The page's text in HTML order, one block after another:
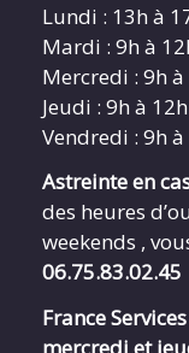
Lundi : 13h à
Mardi : 9h à
Mercredi : 9h à
Jeudi : 9h à 12h
Vendredi : 9h
Astreinte en
des heures
weekends ,
06.75.83.02.45
France